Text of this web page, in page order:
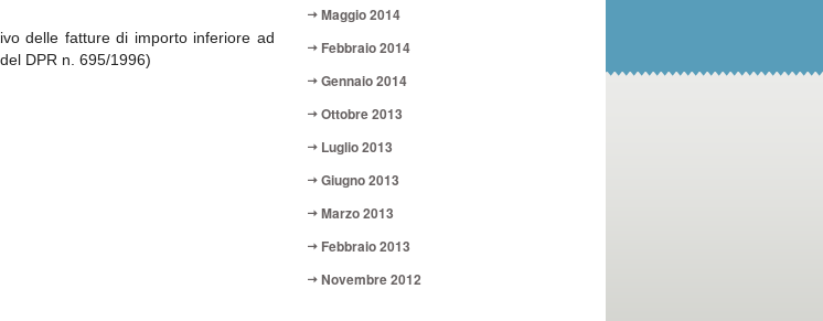
delle fatture di importo inferiore ad
DPR n. 695/1996)
Maggio 2014
Febbraio 2014
Gennaio 2014
Ottobre 2013
Luglio 2013
Giugno 2013
Marzo 2013
Febbraio 2013
Novembre 2012